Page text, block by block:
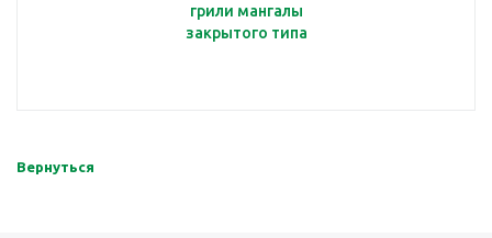
грили мангалы
закрытого типа
Вернуться